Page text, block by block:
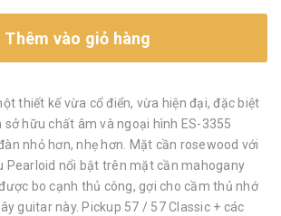
Thêm vào giỏ hàng
thiết kế vừa cổ điển, vừa hiện đại, đặc biệt
hữu chất âm và ngoại hình ES-3355
nhỏ hơn, nhẹ hơn. Mặt cần rosewood với
Pearloid nổi bật trên mặt cần mahogany
bo cạnh thủ công, gợi cho cầm thủ nhớ
guitar này. Pickup 57 / 57 Classic + các